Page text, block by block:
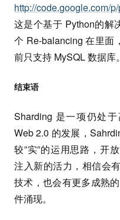
http://code.google.com/
这是个基于 Python的解
个 Re-balancing 在里面
前只支持 MySQL 数据库。
结束语
Sharding 是一项仍处
Web 2.0 的发展，
较”实”的运用思路，开
注入新的活力，相信会
技术，也会有更多成熟
件涌现。